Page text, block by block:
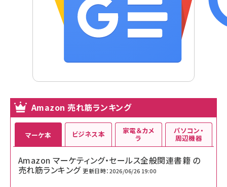
Amazon 売れ筋ランキング
マーケ本
Amazon マーケティング・セールス全般関連書籍 の
売れ筋ランキング 更新日時：2026/06/26 19:00
ビジネス本 家電＆カメ
ラ
パソコン・
周辺機器